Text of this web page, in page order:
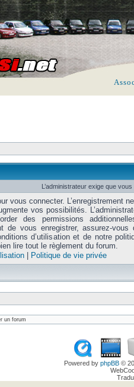
L’administrateur exige que
vous connecter. L’enregistrement
vos possibilités.
des permissions
de vous enregistrer, assurez-vous
d’utilisation et de notre
lire tout le règlement du forum.
Politique de vie privée
Powered by phpBB ©